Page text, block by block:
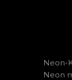
Neon-
Neon